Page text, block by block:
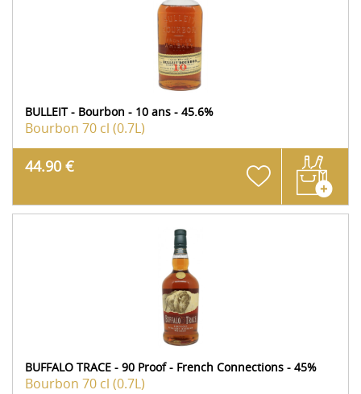
BULLEIT - Bourbon - 10 ans - 45.6%
Bourbon 70 cl (0.7L)
44.90 €
BUFFALO TRACE - 90 Proof - French Connections - 45%
Bourbon 70 cl (0.7L)